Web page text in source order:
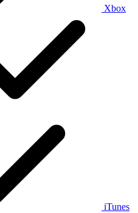
Xbox
iTunes